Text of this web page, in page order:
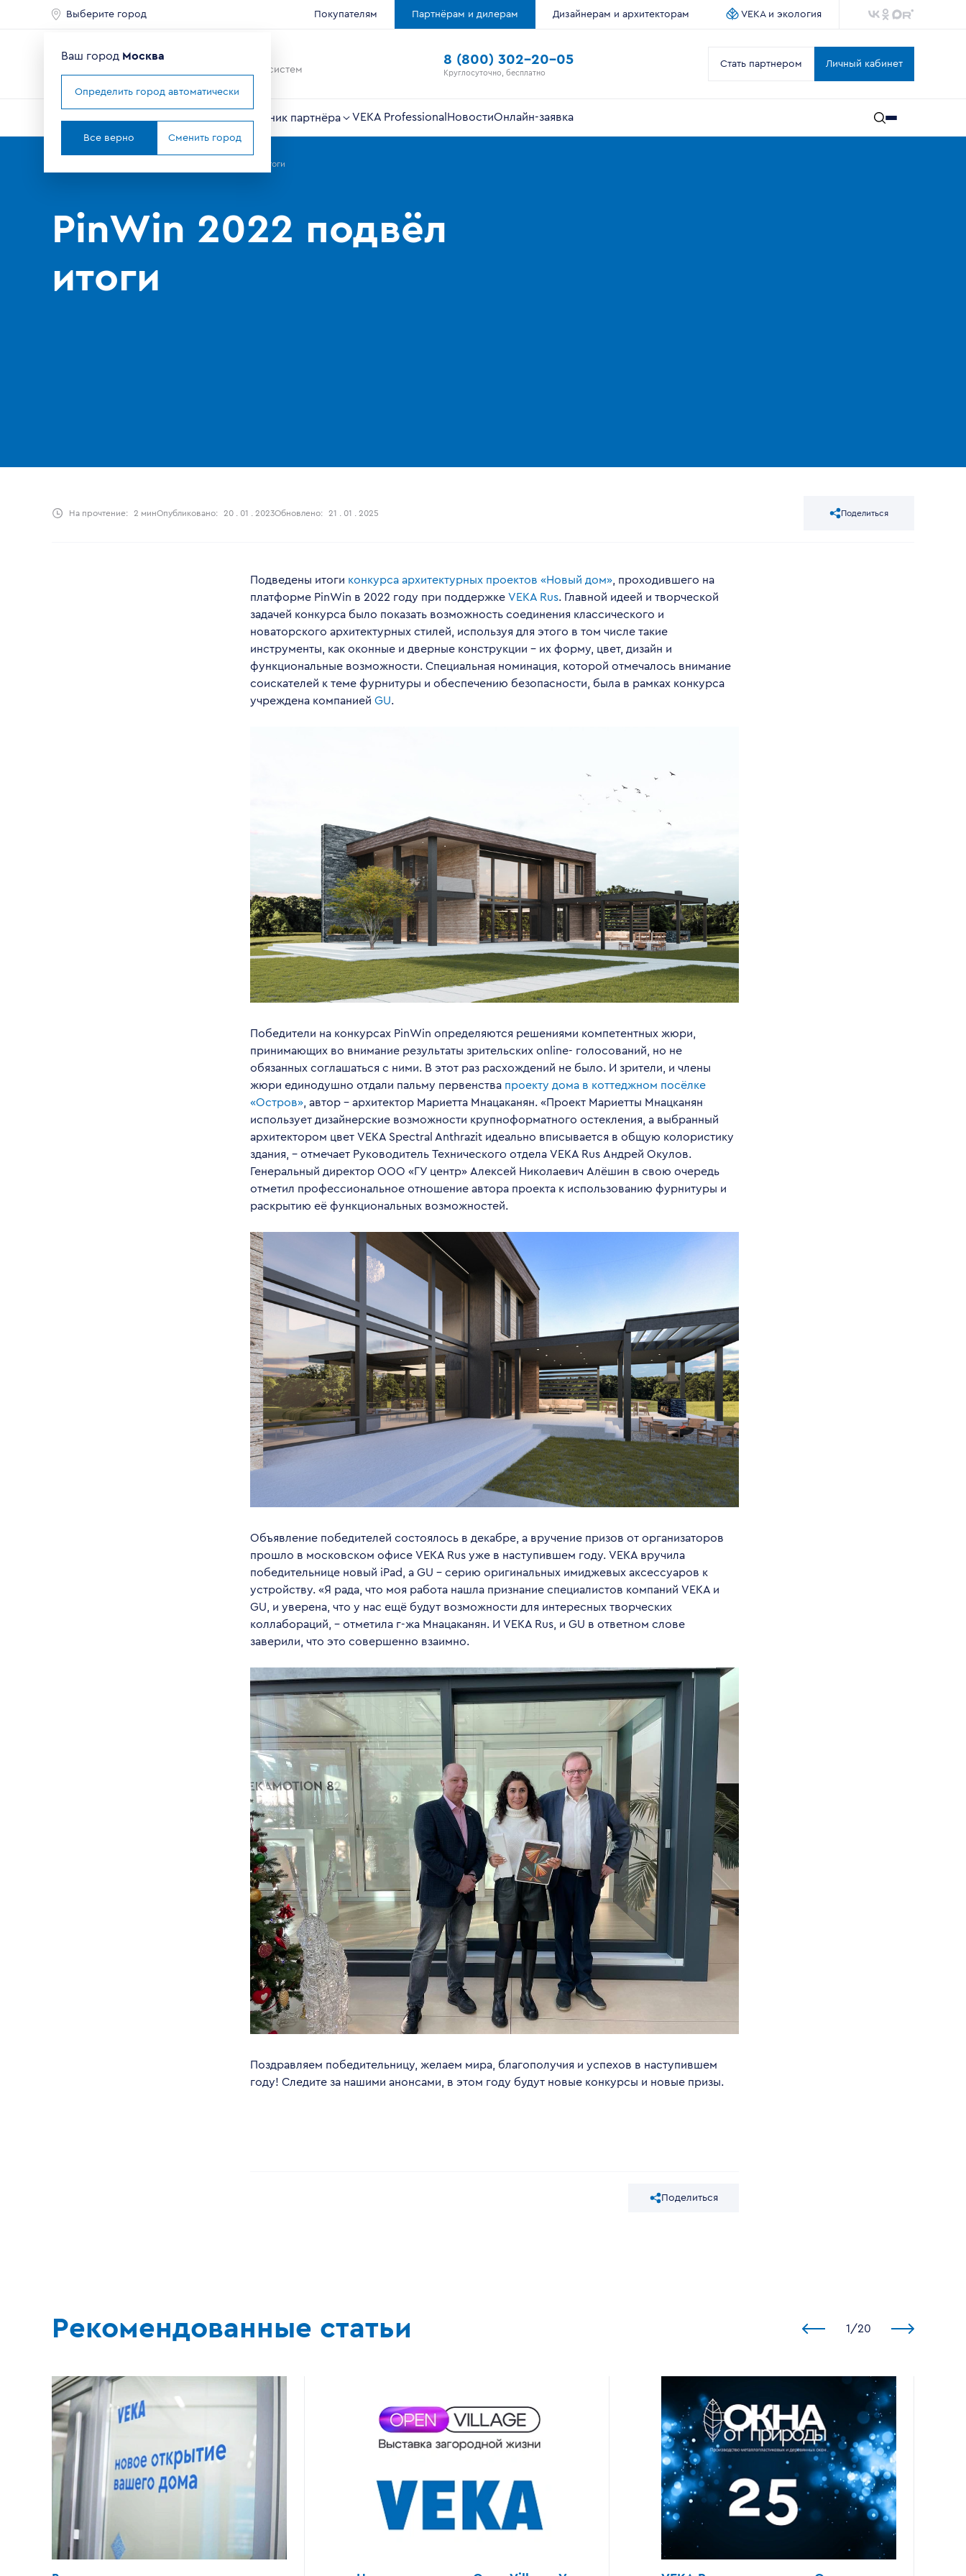
Выберите город Покупателям Партнёрам и дилерам Дизайнерам и архитекторам VEKA и экология
Ведущий мировой
производитель оконных систем
8 (800) 302-20-05
Круглосуточно, бесплатно
Стать партнером Личный кабинет
Справочник партнёра VEKA Professional НовостиОнлайн-заявка
PinWin 2022 подвёл итоги
PinWin 2022 подвёл
итоги
На прочтение: 2 минОпубликовано: 20 . 01 . 2023Обновлено: 21 . 01 . 2025 Поделиться
Подведены итоги конкурса архитектурных проектов «Новый дом» , проходившего на
платформе PinWin в 2022 году при поддержке VEKA Rus. Главной идеей и творческой
задачей конкурса было показать возможность соединения классического и
новаторского архитектурных стилей, используя для этого в том числе такие
инструменты, как оконные и дверные конструкции – их форму, цвет, дизайн и
функциональные возможности. Специальная номинация, которой отмечалось внимание
соискателей к теме фурнитуры и обеспечению безопасности, была в рамках конкурса
учреждена компанией GU.
Победители на конкурсах PinWin определяются решениями компетентных жюри,
принимающих во внимание результаты зрительских online- голосований, но не
обязанных соглашаться с ними. В этот раз расхождений не было. И зрители, и члены
жюри единодушно отдали пальму первенства проекту дома в коттеджном посёлке
«Остров» , автор – архитектор Мариетта Мнацаканян. «Проект Мариетты Мнацканян
использует дизайнерские возможности крупноформатного остекления, а выбранный
архитектором цвет VEKA Spectral Anthrazit идеально вписывается в общую колористику
здания, – отмечает Руководитель Технического отдела VEKA Rus Андрей Окулов.
Генеральный директор ООО «ГУ центр» Алексей Николаевич Алёшин в свою очередь
отметил профессиональное отношение автора проекта к использованию фурнитуры и
раскрытию её функциональных возможностей.
Объявление победителей состоялось в декабре, а вручение призов от организаторов
прошло в московском офисе VEKA Rus уже в наступившем году. VEKA вручила
победительнице новый iPad, а GU – серию оригинальных имиджевых аксессуаров к
устройству. «Я рада, что моя работа нашла признание специалистов компаний VEKA и
GU, и уверена, что у нас ещё будут возможности для интересных творческих
коллабораций, – отметила г-жа Мнацаканян. И VEKA Rus, и GU в ответном слове
заверили, что это совершенно взаимно.
Поздравляем победительницу, желаем мира, благополучия и успехов в наступившем
году! Следите за нашими анонсами, в этом году будут новые конкурсы и новые призы.
Поделиться
Рекомендованные статьи 1 /20
Ваш город Москва
Определить город автоматически
Все верно Сменить город